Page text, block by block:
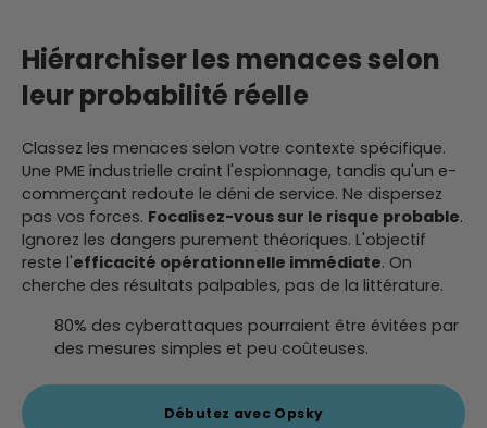
Hiérarchiser les menaces selon
leur probabilité réelle
Classez les menaces selon votre contexte spécifique.
Une PME industrielle craint l'espionnage, tandis qu'un e-
commerçant redoute le déni de service. Ne dispersez
pas vos forces. Focalisez-vous sur le risque probable.
Ignorez les dangers purement théoriques. L'objectif
reste l'efficacité opérationnelle immédiate. On
cherche des résultats palpables, pas de la littérature.
80% des cyberattaques pourraient être évitées par
des mesures simples et peu coûteuses.
Débutez avec Opsky